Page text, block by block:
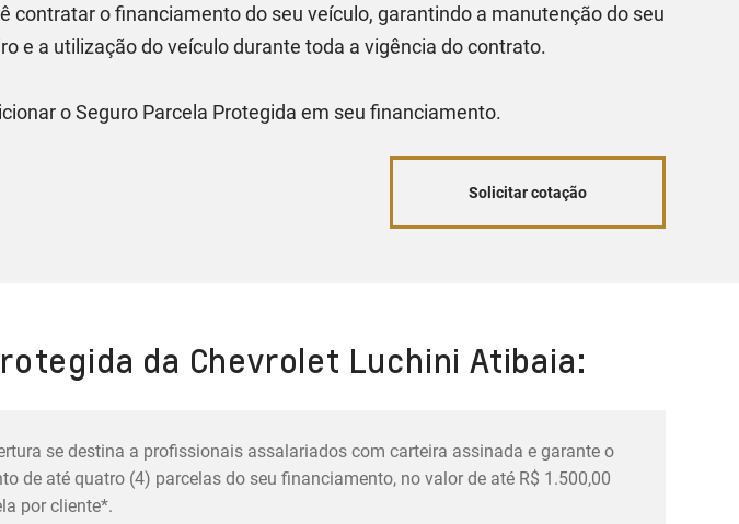
contratar o financiamento do seu veículo, garantindo a manutenção do seu
e a utilização do veículo durante toda a vigência do contrato.
o Seguro Parcela Protegida em seu financiamento.
Solicitar cotação
da Chevrolet Luchini Atibaia:
se destina a profissionais assalariados com carteira assinada e garante o
de até quatro (4) parcelas do seu financiamento, no valor de até R$ 1.500,00
por cliente*.